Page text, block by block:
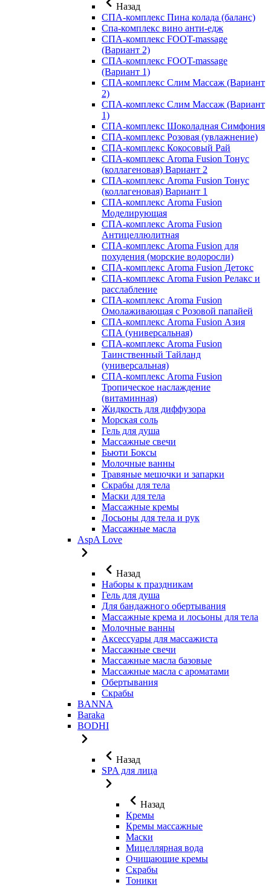
Назад
СПА-комплекс Пина колада (баланс)
Cпа-комплекс вино анти-едж
СПА-комплекс FOOT-massage
(Вариант 2)
СПА-комплекс FOOT-massage
(Вариант 1)
СПА-комплекс Слим Массаж (Вариант
2)
СПА-комплекс Слим Массаж (Вариант
1)
СПА-комплекс Шоколадная Симфония
СПА-комплекс Розовая (увлажнение)
СПА-комплекс Кокосовый Рай
СПА-комплекс Aroma Fusion Тонус
(коллагеновая) Вариант 2
СПА-комплекс Aroma Fusion Тонус
(коллагеновая) Вариант 1
СПА-комплекс Aroma Fusion
Моделирующая
СПА-комплекс Aroma Fusion
Антицеллюлитная
СПА-комплекс Aroma Fusion для
похудения (морские водоросли)
СПА-комплекс Aroma Fusion Детокс
СПА-комплекс Aroma Fusion Релакс и
расслабление
СПА-комплекс Aroma Fusion
Омолаживающая с Розовой папайей
СПА-комплекс Aroma Fusion Азия
СПА (универсальная)
СПА-комплекс Aroma Fusion
Таинственный Тайланд
(универсальная)
СПА-комплекс Aroma Fusion
Тропическое наслаждение
(витаминная)
Жидкость для диффузора
Морская соль
Гель для душа
Массажные свечи
Бьюти Боксы
Молочные ванны
Травяные мешочки и запарки
Скрабы для тела
Маски для тела
Массажные кремы
Лосьоны для тела и рук
Массажные масла
AspA Love
Назад
Наборы к праздникам
Гель для душа
Для бандажного обертывания
Массажные крема и лосьоны для тела
Молочные ванны
Аксессуары для массажиста
Массажные свечи
Массажные масла базовые
Массажные масла с ароматами
Обертывания
Скрабы
BANNA
Baraka
BODHI
Назад
SPA для лица
Назад
Кремы
Кремы массажные
Маски
Мицеллярная вода
Очищающие кремы
Скрабы
Тоники